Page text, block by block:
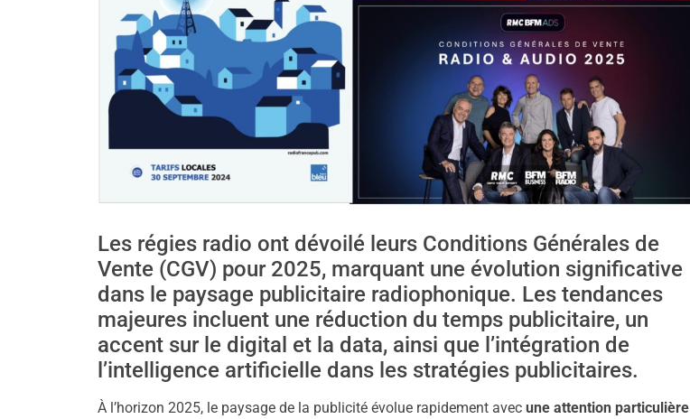
Les régies radio ont dévoilé leurs Conditions Générales de
Vente (CGV) pour 2025, marquant une évolution significative
dans le paysage publicitaire radiophonique. Les tendances
majeures incluent une réduction du temps publicitaire, un
accent sur le digital et la data, ainsi que l’intégration de
l’intelligence artificielle dans les stratégies publicitaires.
À l’horizon 2025, le paysage de la publicité évolue rapidement avec une attention particulière